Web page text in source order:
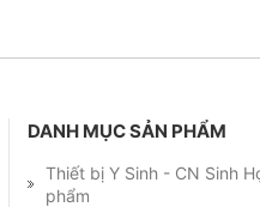
DANH MỤC SẢN PHẨM
Thiết bị Y Sinh - CN Sinh
phẩm